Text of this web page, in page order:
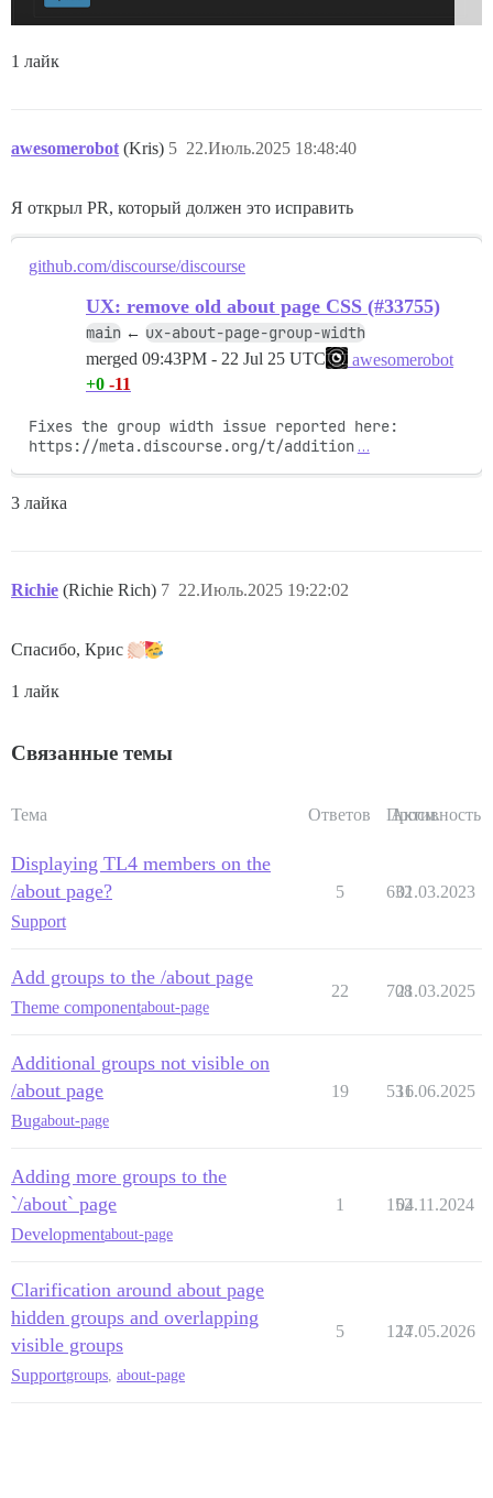
1 лайк
awesomerobot (Kris) 22.Июль.2025 18:48:40
5
Я открыл PR, который должен это исправить
github.com/discourse/discourse
UX: remove old about page CSS (#33755)
main ← ux-about-page-group-width
merged 09:43PM - 22 Jul 25 UTC
awesomerobot
+0 -11
Fixes the group width issue reported here:
https://meta.discourse.org/t/addition …
3 лайка
Richie (Richie Rich) 22.Июль.2025 19:22:02
7
Спасибо, Крис
1 лайк
Связанные темы
Тема Ответов Просм.
Активность
Displaying TL4 members on the
/about page?
Support
5 632
01.03.2023
Add groups to the /about page
Theme componentabout-page
22 708
21.03.2025
Additional groups not visible on
/about page
Bugabout-page
19 531
16.06.2025
Adding more groups to the
`/about` page
Developmentabout-page
1 152
04.11.2024
Clarification around about page
hidden groups and overlapping
visible groups
Supportgroups, about-page
5 124
17.05.2026